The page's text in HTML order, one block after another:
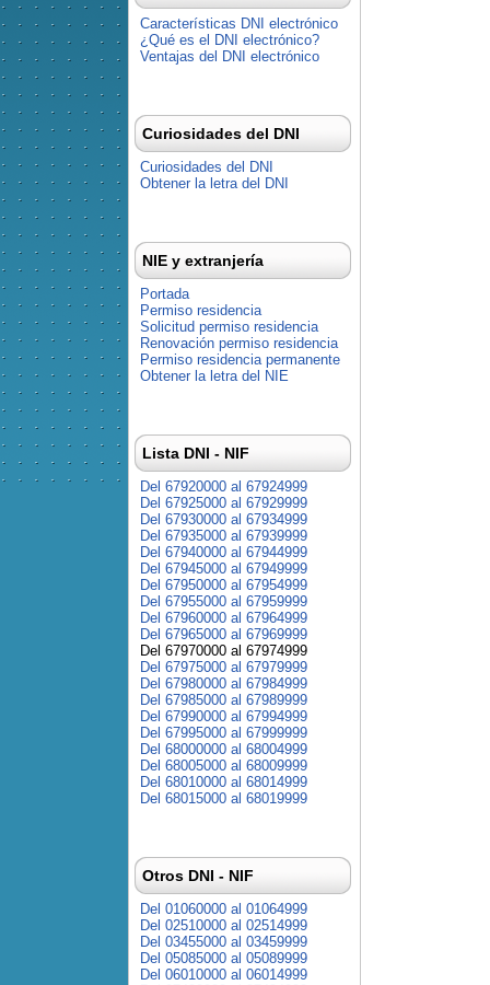
Características DNI electrónico
¿Qué es el DNI electrónico?
Ventajas del DNI electrónico
Curiosidades del DNI
Curiosidades del DNI
Obtener la letra del DNI
NIE y extranjería
Portada
Permiso residencia
Solicitud permiso residencia
Renovación permiso residencia
Permiso residencia permanente
Obtener la letra del NIE
Lista DNI - NIF
Del 67920000 al 67924999
Del 67925000 al 67929999
Del 67930000 al 67934999
Del 67935000 al 67939999
Del 67940000 al 67944999
Del 67945000 al 67949999
Del 67950000 al 67954999
Del 67955000 al 67959999
Del 67960000 al 67964999
Del 67965000 al 67969999
Del 67970000 al 67974999
Del 67975000 al 67979999
Del 67980000 al 67984999
Del 67985000 al 67989999
Del 67990000 al 67994999
Del 67995000 al 67999999
Del 68000000 al 68004999
Del 68005000 al 68009999
Del 68010000 al 68014999
Del 68015000 al 68019999
Otros DNI - NIF
Del 01060000 al 01064999
Del 02510000 al 02514999
Del 03455000 al 03459999
Del 05085000 al 05089999
Del 06010000 al 06014999